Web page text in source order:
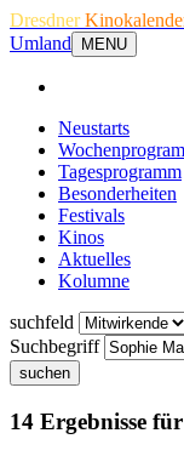
Dresdner
Umland
MENU
Neustarts
Tagesprogramm
Besonderheiten
Festivals
Kinos
Aktuelles
Kolumne
suchfeld
Suchbegriff
suchen
14 Ergebnisse